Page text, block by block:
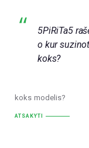
5PiRiTa5
o kur
koks?
koks modelis?
ATSAKYTI